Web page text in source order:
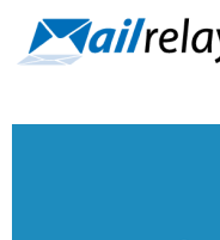
para